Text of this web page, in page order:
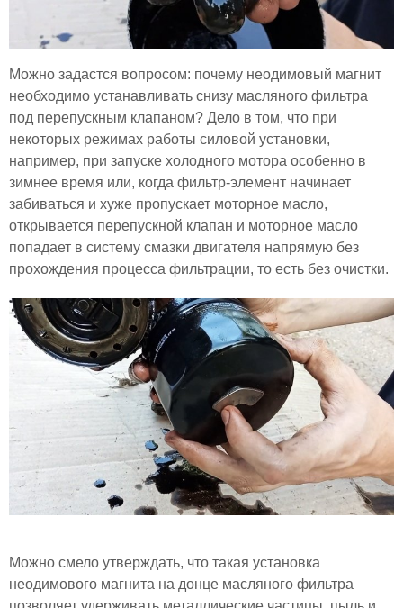
Можно задастся вопросом: почему неодимовый магнит
необходимо устанавливать снизу масляного фильтра
под перепускным клапаном? Дело в том, что при
некоторых режимах работы силовой установки,
например, при запуске холодного мотора особенно в
зимнее время или, когда фильтр-элемент начинает
забиваться и хуже пропускает моторное масло,
открывается перепускной клапан и моторное масло
попадает в систему смазки двигателя напрямую без
прохождения процесса фильтрации, то есть без очистки.
Можно смело утверждать, что такая установка
неодимового магнита на донце масляного фильтра